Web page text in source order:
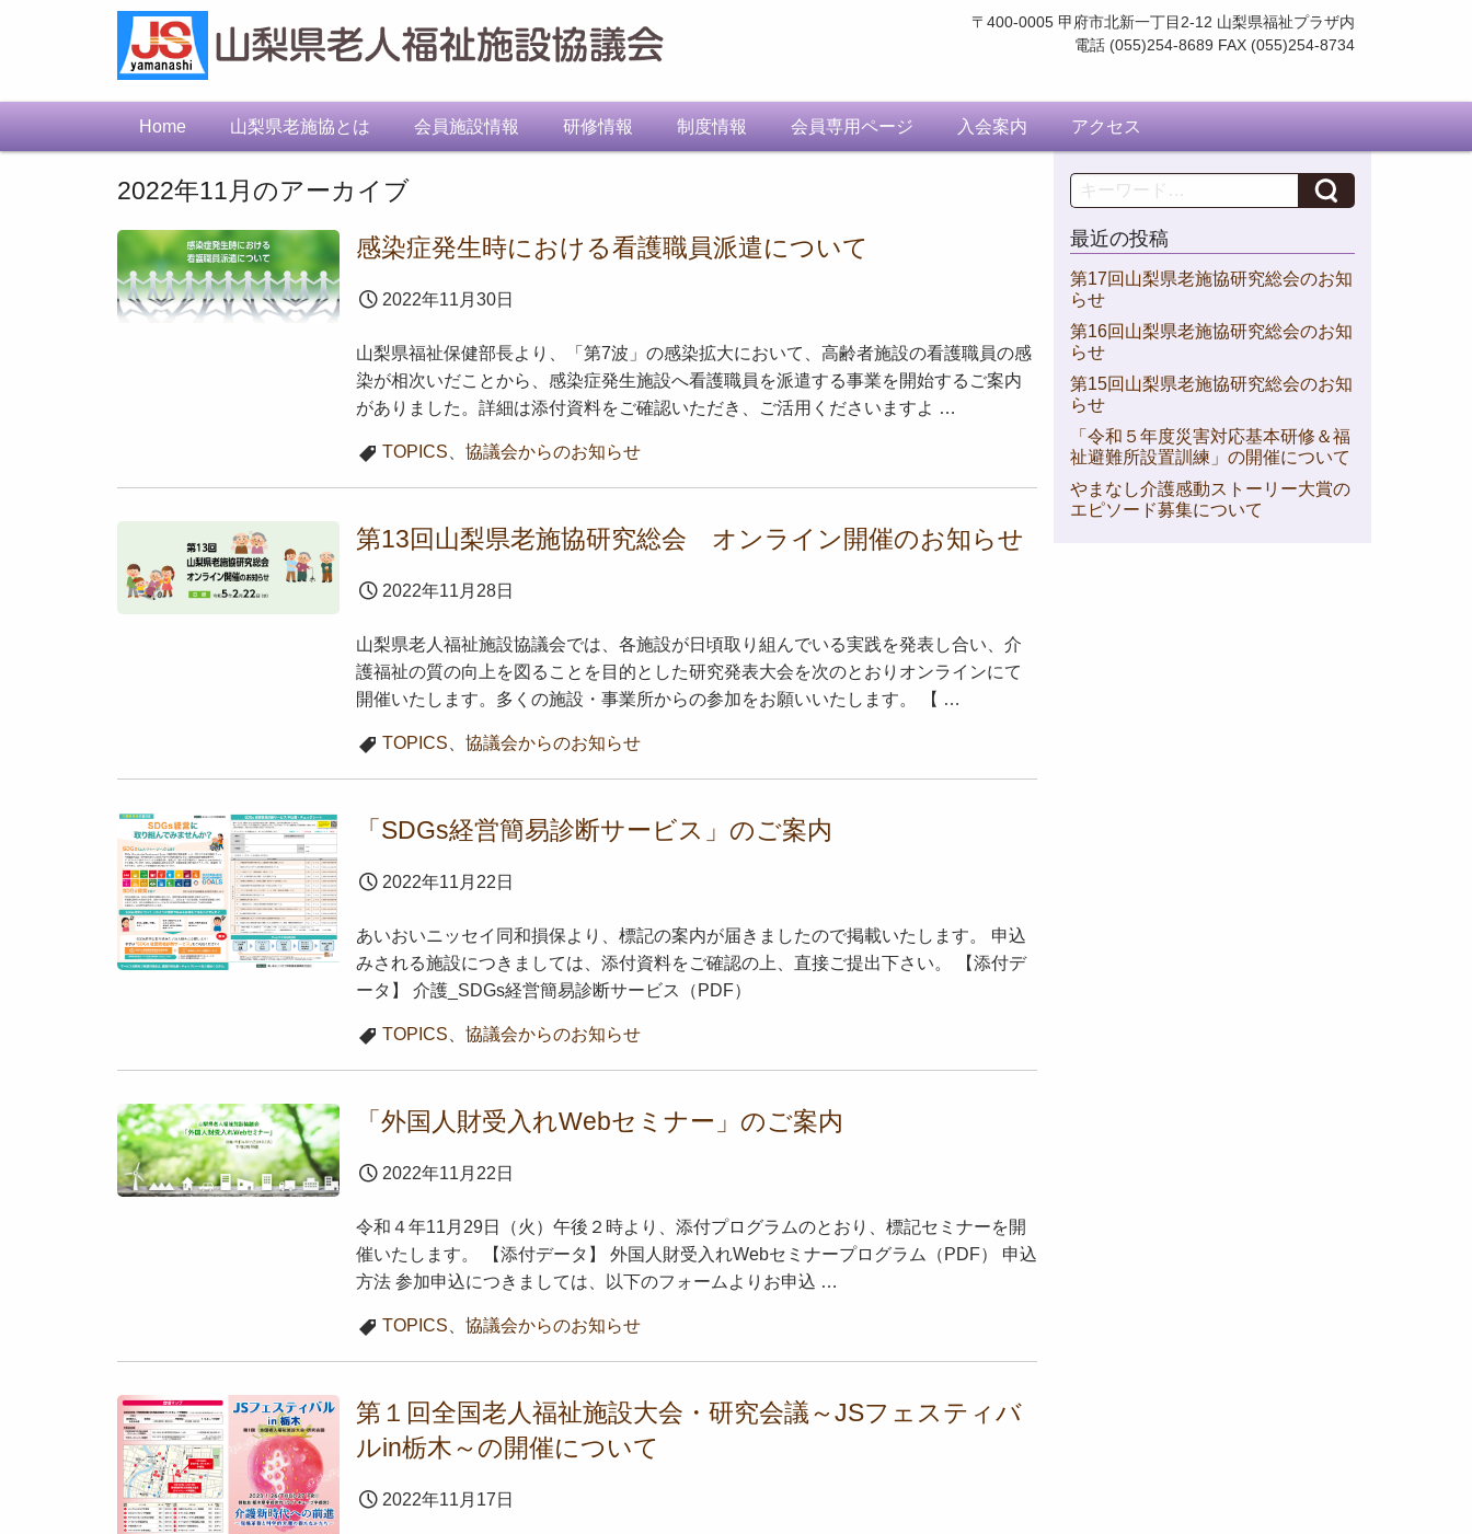
〒400-0005 甲府市北新一丁目2-12 山梨県福祉プラザ内
電話 (055)254-8689 FAX (055)254-8734
Home 山梨県老施協とは 会員施設情報 研修情報 制度情報 会員専用ページ 入会案内 アクセス
2022年11月 のアーカイブ
感染症発生時における看護職員派遣について
2022年11月30日
山梨県福祉保健部長より、「第7波」の感染拡大において、高齢者施設の看護職員の感
染が相次いだことから、感染症発生施設へ看護職員を派遣する事業を開始するご案内
がありました。詳細は添付資料をご確認いただき、ご活用くださいますよ …
TOPICS、 協議会からのお知らせ
第13回山梨県老施協研究総会 オンライン開催のお知らせ
2022年11月28日
山梨県老人福祉施設協議会では、各施設が日頃取り組んでいる実践を発表し合い、介
護福祉の質の向上を図ることを目的とした研究発表大会を次のとおりオンラインにて
開催いたします。多くの施設・事業所からの参加をお願いいたします。 【 …
TOPICS、 協議会からのお知らせ
「SDGs経営簡易診断サービス」のご案内
2022年11月22日
あいおいニッセイ同和損保より、標記の案内が届きましたので掲載いたします。 申込
みされる施設につきましては、添付資料をご確認の上、直接ご提出下さい。 【添付デ
ータ】 介護_SDGs経営簡易診断サービス（PDF）
TOPICS、 協議会からのお知らせ
「外国人財受入れWebセミナー」のご案内
2022年11月22日
令和４年11月29日（火）午後２時より、添付プログラムのとおり、標記セミナーを開
催いたします。 【添付データ】 外国人財受入れWebセミナープログラム（PDF） 申込
方法 参加申込につきましては、以下のフォームよりお申込 …
TOPICS、 協議会からのお知らせ
第１回全国老人福祉施設大会・研究会議～JSフェスティバ
ルin栃木～の開催について
2022年11月17日
Search
最近の投稿
第17回山梨県老施協研究総会のお知
らせ
第16回山梨県老施協研究総会のお知
らせ
第15回山梨県老施協研究総会のお知
らせ
「令和５年度災害対応基本研修＆福
祉避難所設置訓練」の開催について
やまなし介護感動ストーリー大賞の
エピソード募集について